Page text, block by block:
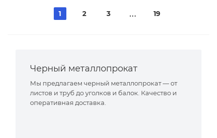
1 2 3 19
Черный металлопрокат
Мы предлагаем черный металлопрокат — от
листов и труб до уголков и балок. Качество и
оперативная доставка.